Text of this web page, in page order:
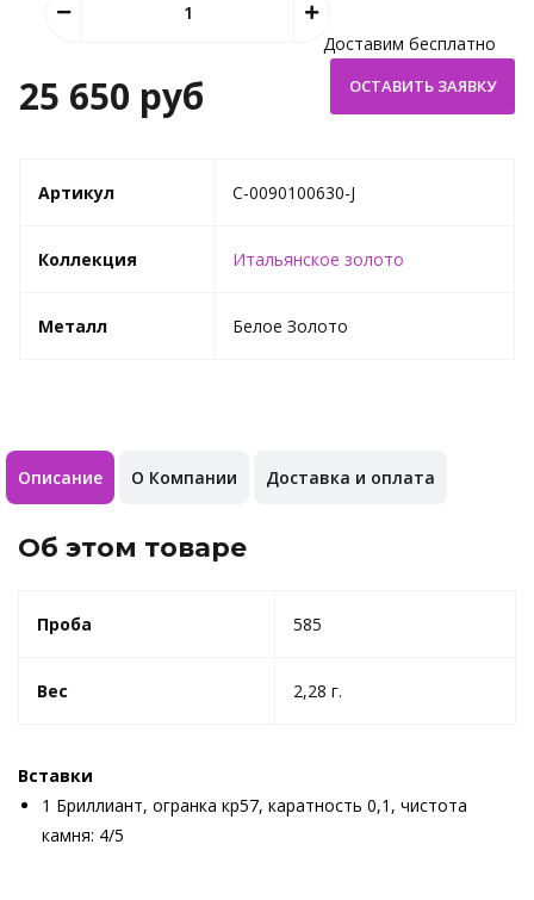
25 650 руб
Доставим бесплатно
Артикул C-0090100630-J
Коллекция Итальянское золото
Металл Белое Золото
Описание О Компании Доставка и оплата
Об этом товаре
Проба 585
Вес 2,28 г.
Вставки
1 Бриллиант, огранка кр57, каратность 0,1, чистота
камня: 4/5